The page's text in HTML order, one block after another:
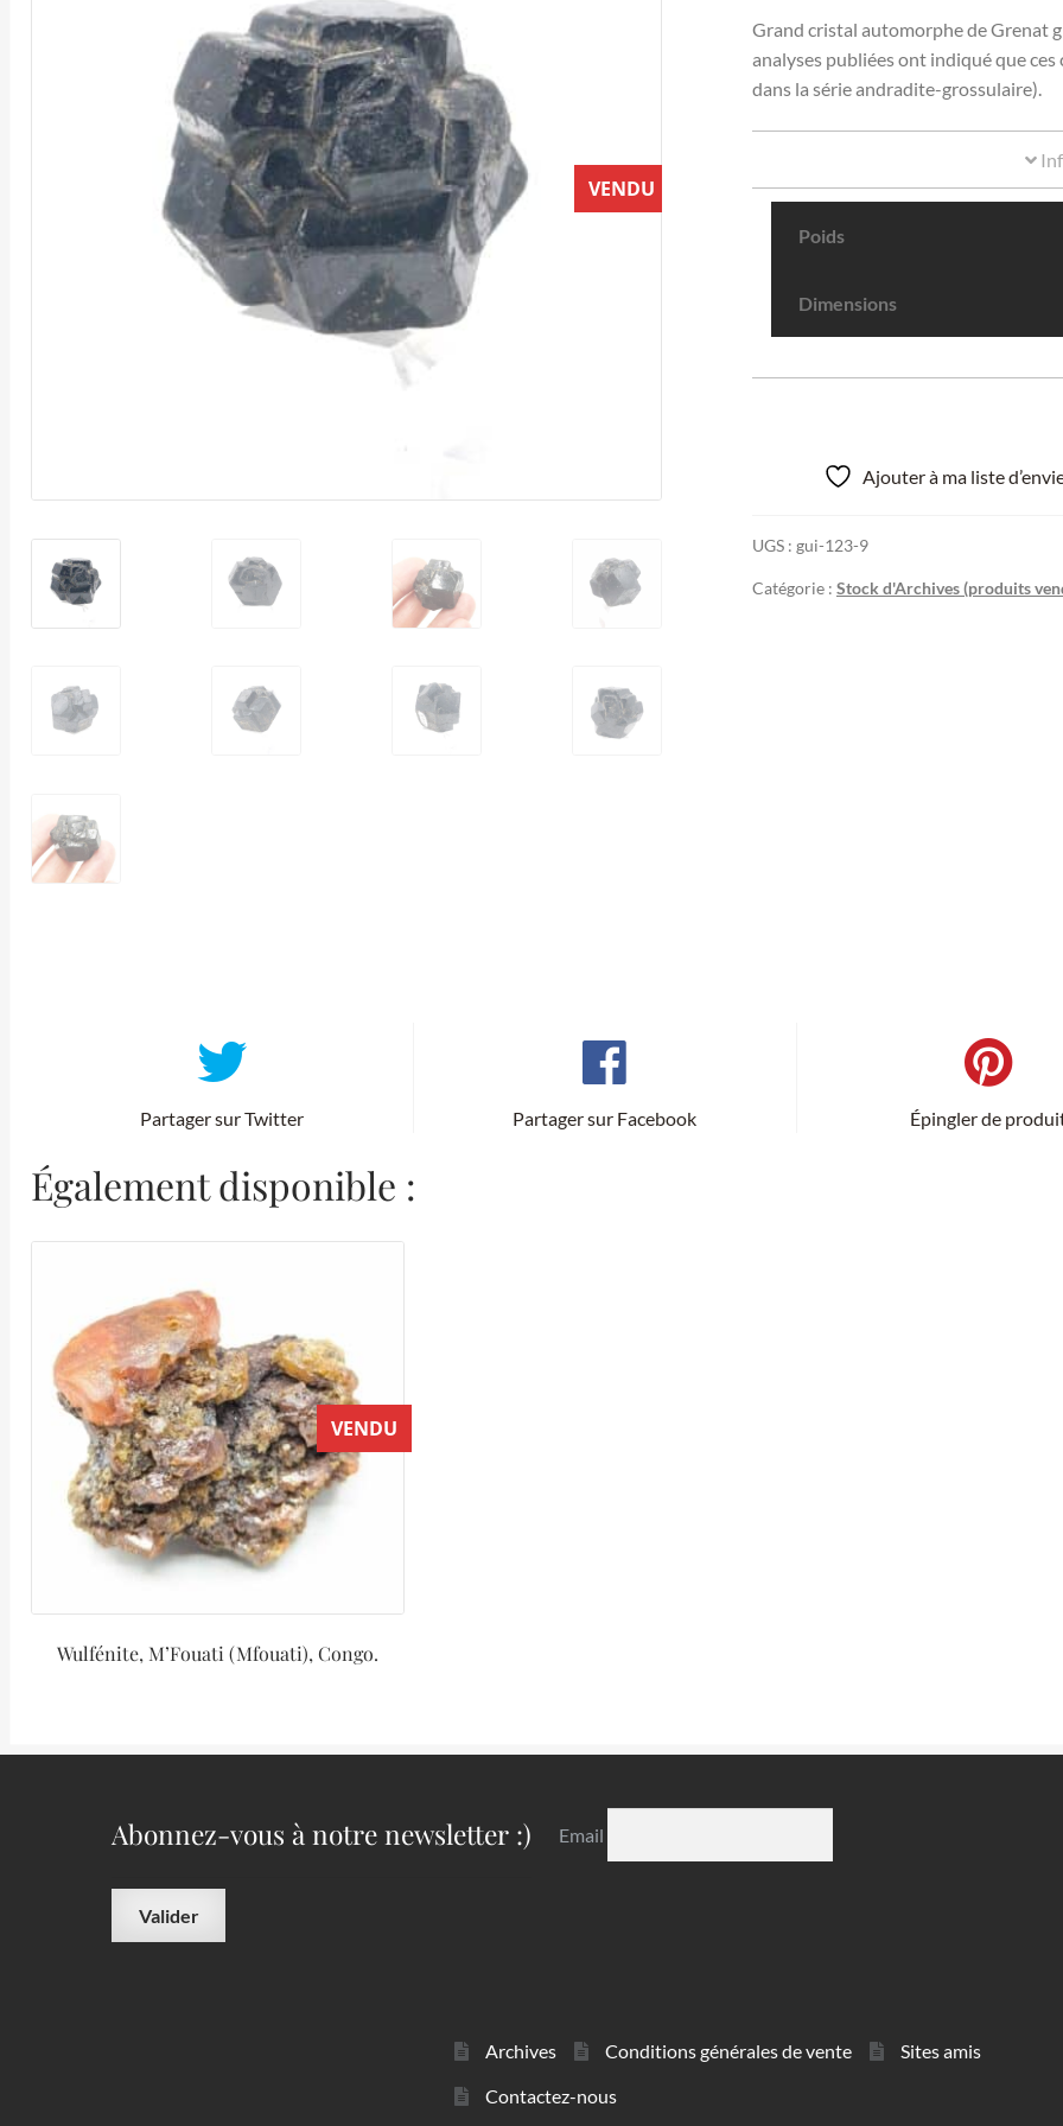
VENDU
Grand cristal automorphe de Grenat
analyses publiées ont indiqué que
dans la série andradite-grossulaire).
Poids
Dimensions
Ajouter à ma liste
UGS : gui-123-9
Catégorie : Stock d'Archives (produits
Partager sur Twitter Partager sur Facebook Épingler de
Également disponible :
VENDU
Wulfénite, M’Fouati (Mfouati), Congo.
Abonnez-vous à notre newsletter :) Email
Archives Conditions générales de vente
Sites amis
Contactez-nous